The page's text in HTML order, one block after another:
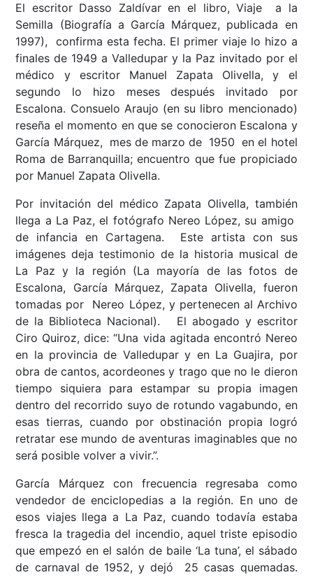
El escritor Dasso Zaldívar en el libro, Viaje a la
Semilla (Biografía a García Márquez, publicada en
1997), confirma esta fecha. El primer viaje lo hizo a
finales de 1949 a Valledupar y la Paz invitado por el
médico y escritor Manuel Zapata Olivella, y el
segundo lo hizo meses después invitado por
Escalona. Consuelo Araujo (en su libro mencionado)
reseña el momento en que se conocieron Escalona y
García Márquez, mes de marzo de 1950 en el hotel
Roma de Barranquilla; encuentro que fue propiciado
por Manuel Zapata Olivella.
Por invitación del médico Zapata Olivella, también
llega a La Paz, el fotógrafo Nereo López, su amigo
de infancia en Cartagena. Este artista con sus
imágenes deja testimonio de la historia musical de
La Paz y la región (La mayoría de las fotos de
Escalona, García Márquez, Zapata Olivella, fueron
tomadas por Nereo López, y pertenecen al Archivo
de la Biblioteca Nacional). El abogado y escritor
Ciro Quiroz, dice: “Una vida agitada encontró Nereo
en la provincia de Valledupar y en La Guajira, por
obra de cantos, acordeones y trago que no le dieron
tiempo siquiera para estampar su propia imagen
dentro del recorrido suyo de rotundo vagabundo, en
esas tierras, cuando por obstinación propia logró
retratar ese mundo de aventuras imaginables que no
será posible volver a vivir.”.
García Márquez con frecuencia regresaba como
vendedor de enciclopedias a la región. En uno de
esos viajes llega a La Paz, cuando todavía estaba
fresca la tragedia del incendio, aquel triste episodio
que empezó en el salón de baile ‘La tuna’, el sábado
de carnaval de 1952, y dejó 25 casas quemadas.